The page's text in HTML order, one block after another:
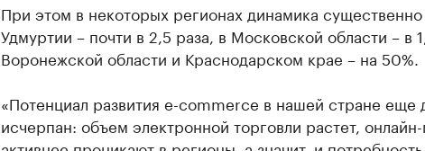
При этом в некоторых регионах динамика
Удмуртии – почти в 2,5 раза, в Московской области – в
Воронежской области и Краснодарском крае – на 50%.
«Потенциал развития e-commerce в нашей стране еще
исчерпан: объем электронной торговли растет,